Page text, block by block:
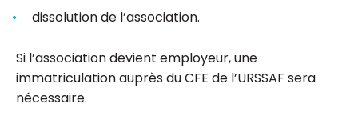
dissolution de l’association.
Si l’association devient employeur, une
immatriculation auprès du CFE de l’URSSAF sera
nécessaire.